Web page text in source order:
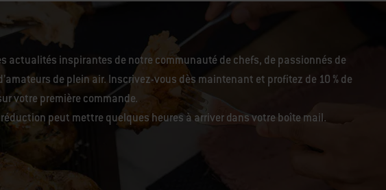
actualités inspirantes de notre communauté de chefs, de passionnés de
de plein air. Inscrivez-vous dès maintenant et profitez de 10 % de
votre première commande.
réduction peut mettre quelques heures à arriver dans votre boîte mail.